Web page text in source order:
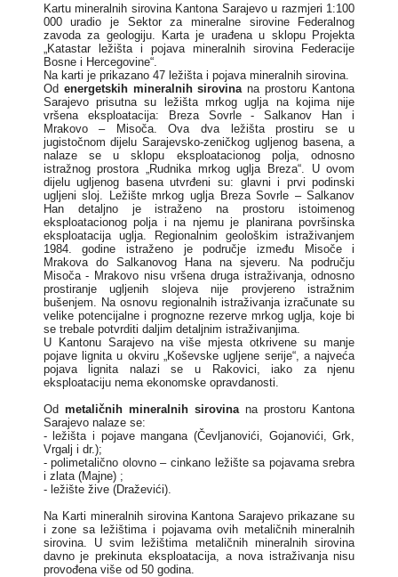
Kartu mineralnih sirovina Kantona Sarajevo u razmjeri 1:100
000 uradio je Sektor za mineralne sirovine Federalnog
zavoda za geologiju. Karta je urađena u sklopu Projekta
„Katastar ležišta i pojava mineralnih sirovina Federacije
Bosne i Hercegovine“.
Na karti je prikazano 47 ležišta i pojava mineralnih sirovina.
Od energetskih mineralnih sirovina na prostoru Kantona
Sarajevo prisutna su ležišta mrkog uglja na kojima nije
vršena eksploatacija: Breza Sovrle - Salkanov Han i
Mrakovo – Misoča. Ova dva ležišta prostiru se u
jugistočnom dijelu Sarajevsko-zeničkog ugljenog basena, a
nalaze se u sklopu eksploatacionog polja, odnosno
istražnog prostora „Rudnika mrkog uglja Breza“. U ovom
dijelu ugljenog basena utvrđeni su: glavni i prvi podinski
ugljeni sloj. Ležište mrkog uglja Breza Sovrle – Salkanov
Han detaljno je istraženo na prostoru istoimenog
eksploatacionog polja i na njemu je planirana površinska
eksploatacija uglja. Regionalnim geološkim istraživanjem
1984. godine istraženo je područje između Misoče i
Mrakova do Salkanovog Hana na sjeveru. Na području
Misoča - Mrakovo nisu vršena druga istraživanja, odnosno
prostiranje ugljenih slojeva nije provjereno istražnim
bušenjem. Na osnovu regionalnih istraživanja izračunate su
velike potencijalne i prognozne rezerve mrkog uglja, koje bi
se trebale potvrditi daljim detaljnim istraživanjima.
U Kantonu Sarajevo na više mjesta otkrivene su manje
pojave lignita u okviru „Koševske ugljene serije“, a najveća
pojava lignita nalazi se u Rakovici, iako za njenu
eksploataciju nema ekonomske opravdanosti.
Od metaličnih mineralnih sirovina na prostoru Kantona
Sarajevo nalaze se:
- ležišta i pojave mangana (Čevljanovići, Gojanovići, Grk,
Vrgalj i dr.);
- polimetalično olovno – cinkano ležište sa pojavama srebra
i zlata (Majne) ;
- ležište žive (Draževići).
Na Karti mineralnih sirovina Kantona Sarajevo prikazane su
i zone sa ležištima i pojavama ovih metaličnih mineralnih
sirovina. U svim ležištima metaličnih mineralnih sirovina
davno je prekinuta eksploatacija, a nova istraživanja nisu
provođena više od 50 godina.